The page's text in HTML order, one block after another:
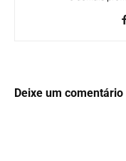
Deixe um